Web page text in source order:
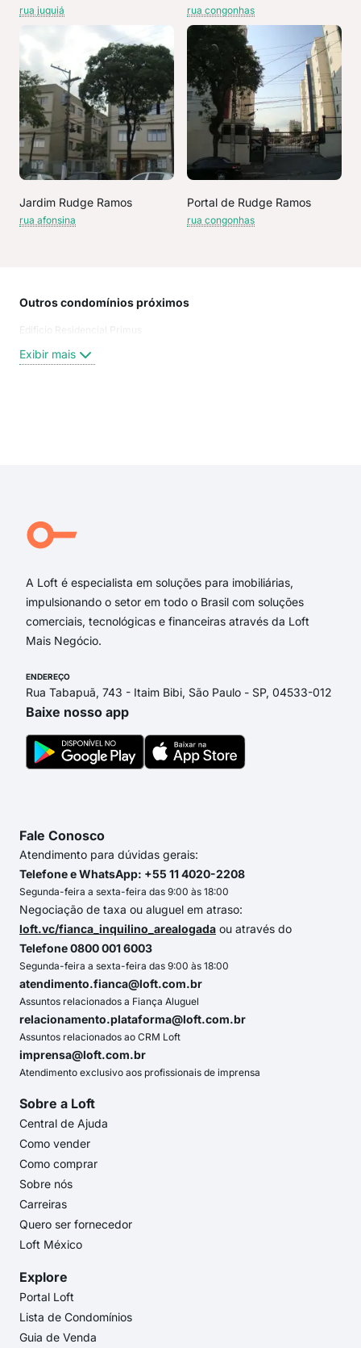
rua juquiá rua congonhas
Jardim Rudge Ramos
rua afonsina
Portal de Rudge Ramos
rua congonhas
Outros condomínios próximos
Edificio Residencial Primus
Exibir mais
A Loft é especialista em soluções para imobiliárias,
impulsionando o setor em todo o Brasil com soluções
comerciais, tecnológicas e financeiras através da Loft
Mais Negócio.
ENDEREÇO
Rua Tabapuã, 743 - Itaim Bibi, São Paulo - SP, 04533-012
Baixe nosso app
Fale Conosco
Atendimento para dúvidas gerais:
Telefone e WhatsApp: +55 11 4020-2208
Segunda-feira a sexta-feira das 9:00 às 18:00
Negociação de taxa ou aluguel em atraso:
loft.vc/fianca_inquilino_arealogada ou através do
Telefone 0800 001 6003
Segunda-feira a sexta-feira das 9:00 às 18:00
atendimento.fianca@loft.com.br
Assuntos relacionados a Fiança Aluguel
relacionamento.plataforma@loft.com.br
Assuntos relacionados ao CRM Loft
imprensa@loft.com.br
Atendimento exclusivo aos profissionais de imprensa
Sobre a Loft
Central de Ajuda
Como vender
Como comprar
Sobre nós
Carreiras
Quero ser fornecedor
Loft México
Explore
Portal Loft
Lista de Condomínios
Guia de Venda